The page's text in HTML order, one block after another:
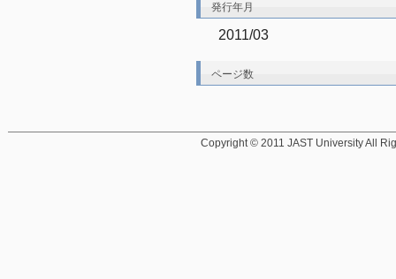
発行年月
2011/03
ページ数